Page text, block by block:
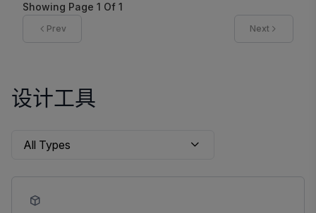
Showing Page 1 Of 1
Prev Next
设计工具